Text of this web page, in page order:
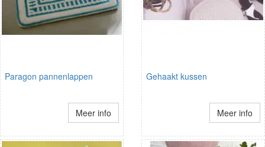
Paragon pannenlappen
Meer info
Gehaakt kussen
Meer info